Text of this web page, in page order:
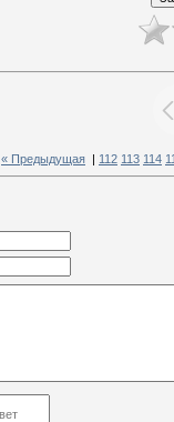
« Предыдущая 112 113 114